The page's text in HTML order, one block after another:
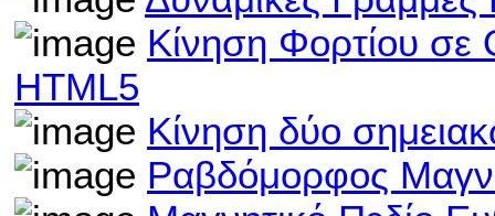
Κίνηση Φορτίου σε
HTML5
Κίνηση δύο
Ραβδόμορφος